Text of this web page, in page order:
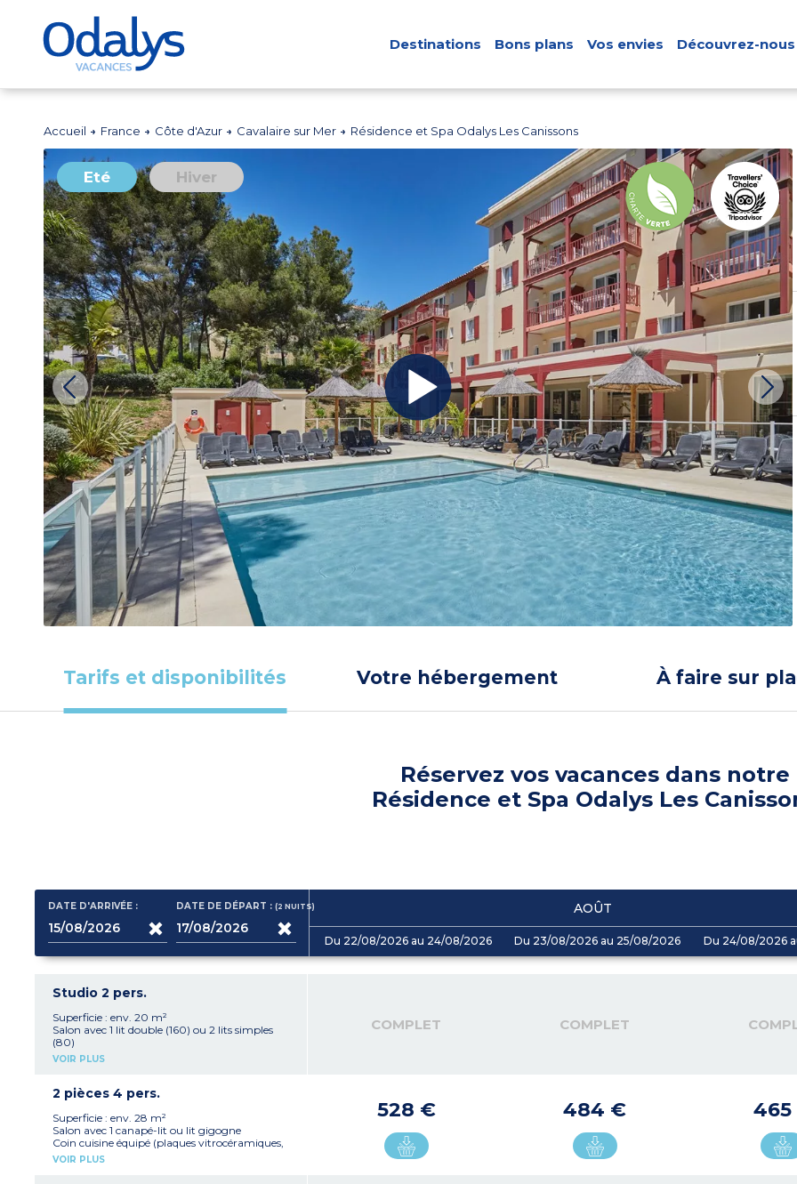
Destinations Bons plans Vos envies Découvrez-nous
Accueil France Côte d'Azur Cavalaire sur Mer Résidence et Spa Odalys Les Canissons
Eté Hiver
Tarifs et disponibilités Votre hébergement À faire sur
Réservez vos vacances dans notre
Résidence et Spa Odalys Les
DATE D'ARRIVÉE : DATE DE DÉPART :(2NUITS) AOÛT
Du 22/08/2026 au 24/08/2026 Du 23/08/2026 au 25/08/2026 Du 24/08/2026
Studio 2 pers.
Superficie : env. 20 m²
Salon avec 1 lit double (160) ou 2 lits simples
(80)
Coin cuisine
pain, cafetière à capsules - pas de lave-vaisselle)
Salle de bain avec douche
Balcon
4 studios communiquent avec un
appartement 2 pièces 4 personnes
VOIR PLUS
COMPLET COMPLET
2 pièces 4 pers.
Superficie : env. 28 m²
Salon avec 1 canapé-lit ou lit gigogne
Coin cuisine équipé (plaques vitrocéramiques,
réfrigérateur, micro-ondes combiné grill,
VOIR PLUS
528 € 484 €